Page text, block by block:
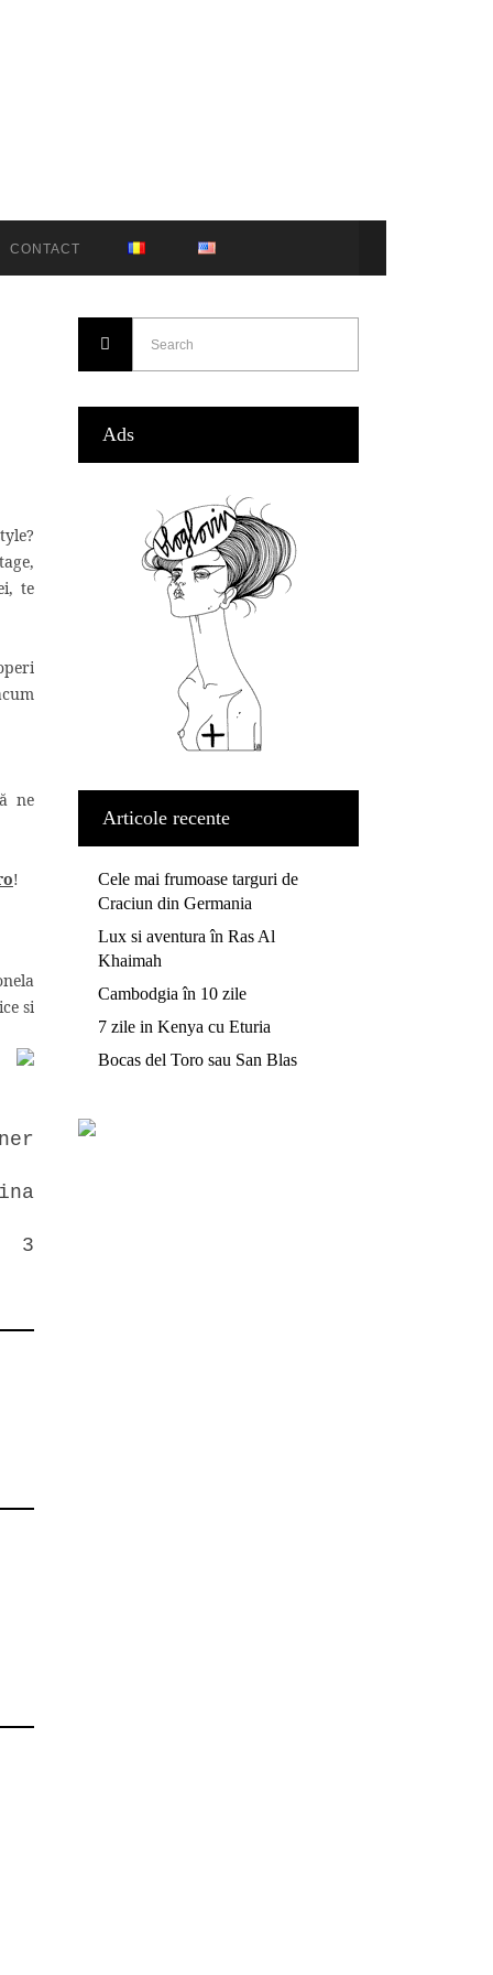
CONTACT
te
ne
!
si
3
Ads
Articole recente
Cele mai frumoase targuri de
Craciun din Germania
Lux si aventura în Ras Al
Khaimah
Cambodgia în 10 zile
7 zile in Kenya cu Eturia
Bocas del Toro sau San Blas